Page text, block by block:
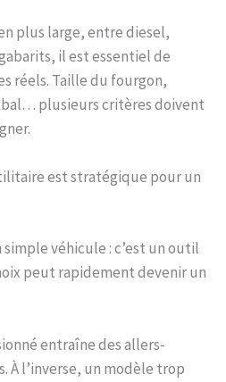
plus large, entre diesel,
il est essentiel de
réels. Taille du fourgon,
plusieurs critères doivent
est stratégique pour un
véhicule : c’est un outil
peut rapidement devenir un
entraîne des allers-
À l’inverse, un modèle trop